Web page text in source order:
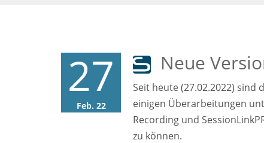
27
Feb. 22
Neue
Seit heute (27.02.2022)
einigen Überarbeitungen
Recording und
zu können.